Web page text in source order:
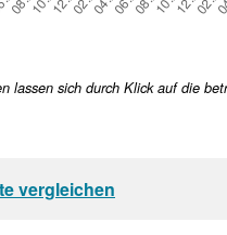
lassen sich durch Klick auf die
vergleichen